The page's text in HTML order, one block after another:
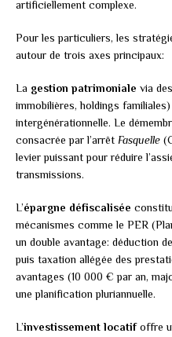
artificiellement complexe.
Pour les particuliers, les
autour de trois axes principaux:
La gestion patrimoniale via
immobilières, holdings
intergénérationnelle. Le
consacrée par l’arrêt Fasquelle
levier puissant pour réduire
transmissions.
L’épargne défiscalisée
mécanismes comme le PER
un double avantage: déduction
puis taxation allégée des
avantages (10 000 € par an,
une planification pluriannuelle.
L’investissement locatifoffre